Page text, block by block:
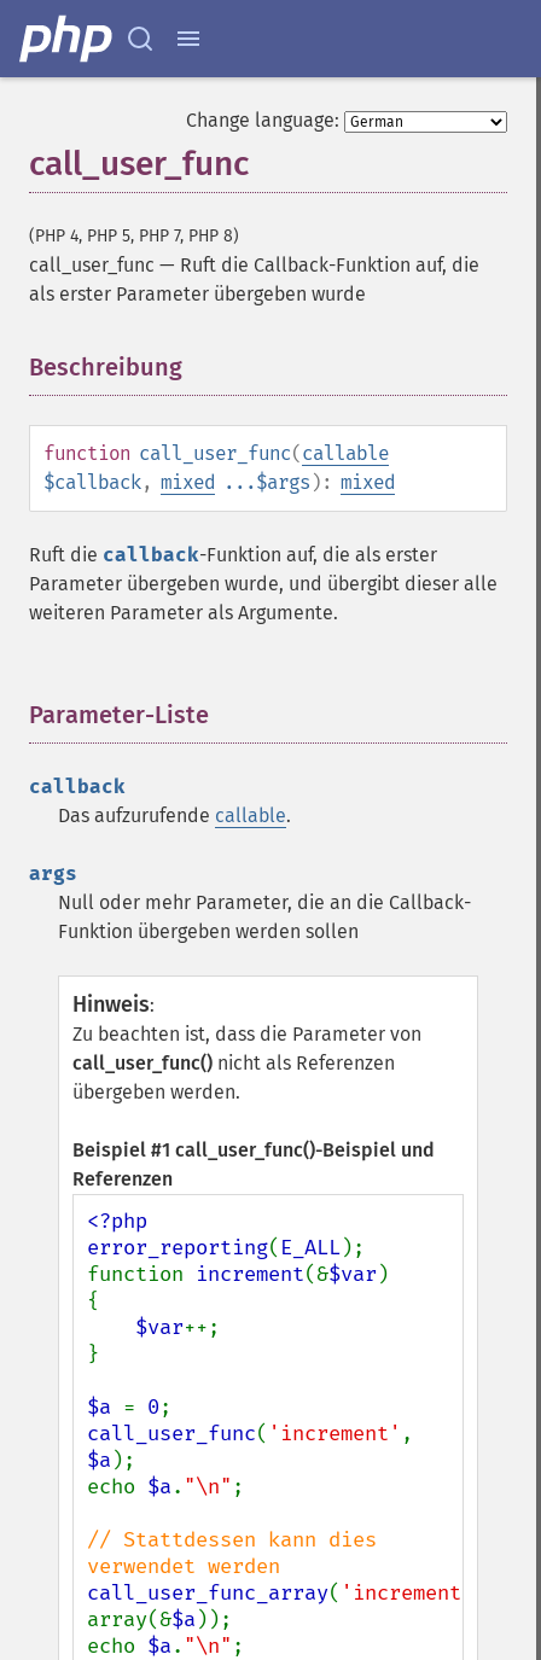
Change language:
call_user_func
(PHP 4, PHP 5, PHP 7, PHP 8)
call_user_func — Ruft die Callback-Funktion auf, die
als erster Parameter übergeben wurde
Beschreibung
function call_user_func(callable
$callback, mixed ...$args ): mixed
Ruft die callback-Funktion auf, die als erster
Parameter übergeben wurde, und übergibt dieser alle
weiteren Parameter als Argumente.
Parameter-Liste
callback
Das aufzurufende callable.
args
Null oder mehr Parameter, die an die Callback-
Funktion übergeben werden sollen
Hinweis:
Zu beachten ist, dass die Parameter von
call_user_func() nicht als Referenzen
übergeben werden.
Beispiel #1 call_user_func()-Beispiel und
Referenzen
<?php
error_reporting( E_ALL);
function increment(&$var )
{
$var++;
}
$a = 0
call_user_func( 'increment'
$a );
echo $a. "\n" ;
// Stattdessen kann dies
call_user_func_array( 'increment'
array(&$a ));
echo $a. "\n" ;